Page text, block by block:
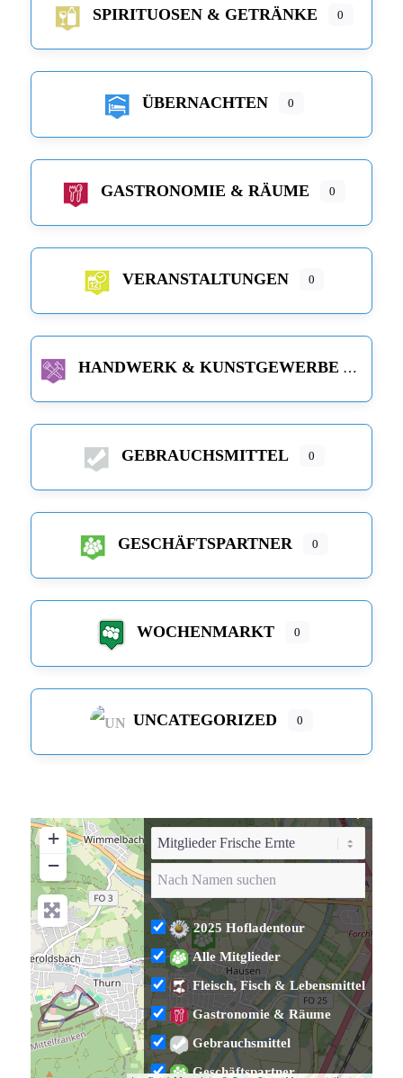
SPIRITUOSEN & GETRÄNKE 0
ÜBERNACHTEN 0
GASTRONOMIE & RÄUME 0
VERANSTALTUNGEN 0
HANDWERK & KUNSTGEWERBE
GEBRAUCHSMITTEL 0
GESCHÄFTSPARTNER 0
WOCHENMARKT 0
UNCATEGORIZED 0
+
−
2025 Hofladentour
Alle Mitglieder
Fleisch, Fisch & Lebensmittel
Gastronomie & Räume
Gebrauchsmittel
Geschäftspartner